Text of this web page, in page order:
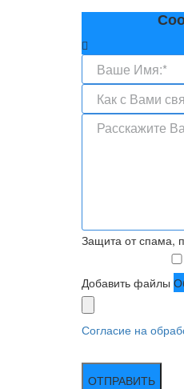
Защита от спама,
Добавить файлы
Согласие на
ОТПРАВИТЬ